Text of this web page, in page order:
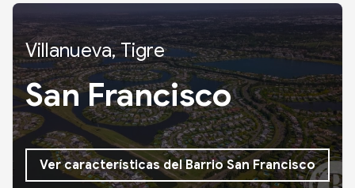
Villanueva, Tigre
San Francisco
Ver características del Barrio San Francisco